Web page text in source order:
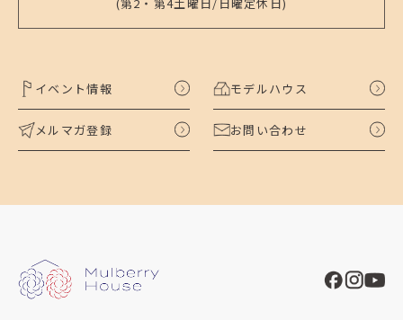
イベント情報 モデルハウス
メルマガ登録 お問い合わせ